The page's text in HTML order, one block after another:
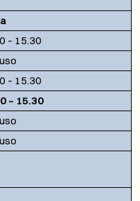
– 15.30
– 15.30
– 15.30